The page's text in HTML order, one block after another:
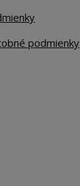
podmienky